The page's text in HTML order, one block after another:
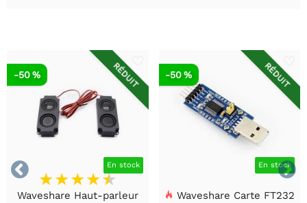


RÉDUIT
En stock
-50 %
Waveshare Haut-parleur
RÉDUIT
En stock
-50 %
Waveshare Carte FT232